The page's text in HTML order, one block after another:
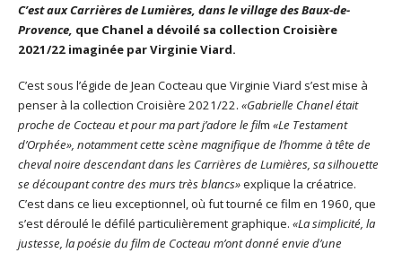
C’est aux Carrières de Lumières, dans le village des Baux-de-
Provence, que Chanel a dévoilé sa collection Croisière
2021/22 imaginée par Virginie Viard.
C’est sous l’égide de Jean Cocteau que Virginie Viard s’est mise à
penser à la collection Croisière 2021/22. «Gabrielle Chanel était
proche de Cocteau et pour ma part j’adore le film «Le Testament
d’Orphée», notamment cette scène magnifique de l’homme à tête de
cheval noire descendant dans les Carrières de Lumières, sa silhouette
se découpant contre des murs très blancs»explique la créatrice.
C’est dans ce lieu exceptionnel, où fut tourné ce film en 1960, que
s’est déroulé le défilé particulièrement graphique. «La simplicité, la
justesse, la poésie du film de Cocteau m’ont donné envie d’une